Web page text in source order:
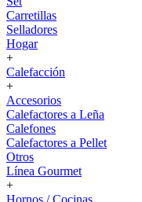
Carretillas
Selladores
Hogar
+
Calefacción
+
Accesorios
Calefactores a Leña
Calefones
Calefactores a Pellet
Otros
Línea Gourmet
+
Hornos / Cocinas